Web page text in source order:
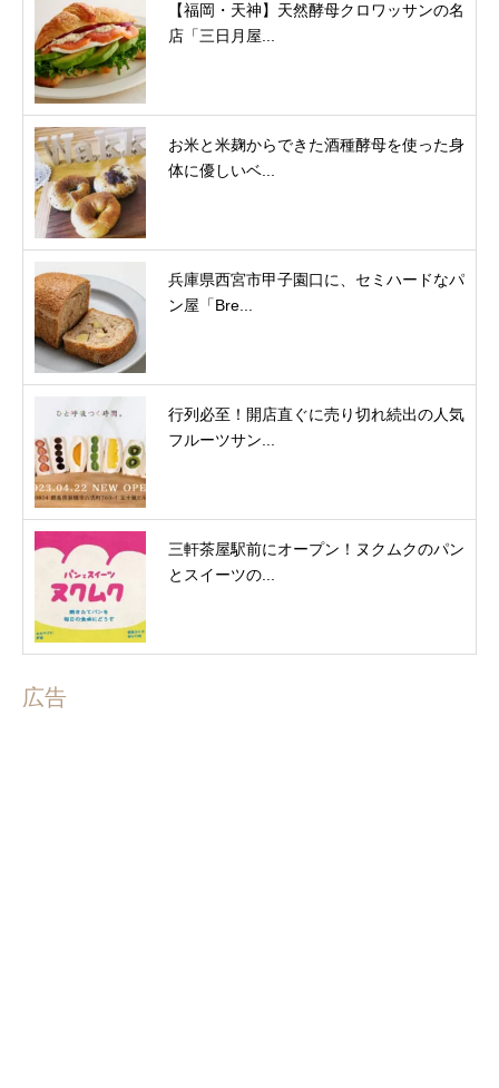
【福岡・天神】天然酵母クロワッサンの名
店「三日月屋...
お米と米麹からできた酒種酵母を使った身
体に優しいベ...
兵庫県西宮市甲子園口に、セミハードなパ
ン屋「Bre...
行列必至！開店直ぐに売り切れ続出の人気
フルーツサン...
三軒茶屋駅前にオープン！ヌクムクのパン
とスイーツの...
広告